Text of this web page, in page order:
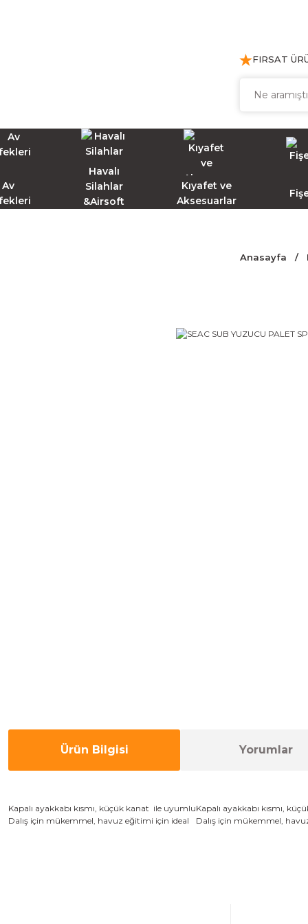
FIRSAT
Av
Havalı
Silahlar
&Airsoft
Kıyafet ve
Aksesuarlar
Anasayfa
Ürün Bilgisi Yorumlar
Kapalı ayakkabı kısmı, küçük kanat ile uyumlu
Dalış için mükemmel, havuz eğitimi için ideal
Kapalı ayakkabı kısmı,
Dalış için mükemmel,